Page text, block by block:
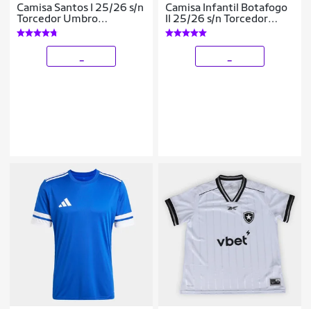
Camisa Santos I 25/26 s/n
Torcedor Umbro
Masculina
Camisa Infantil Botafogo
II 25/26 s/n Torcedor
Reebok